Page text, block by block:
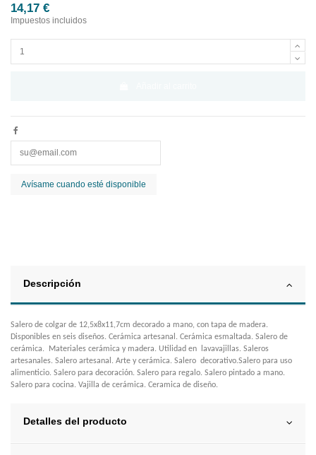
14,17 €
Impuestos incluidos
Descripción
Salero de colgar de 12,5x8x11,7cm decorado a mano, con tapa de madera.
Disponibles en seis diseños. Cerámica artesanal. Cerámica esmaltada. Salero de
cerámica. Materiales cerámica y madera. Utilidad en lavavajillas. Saleros
artesanales. Salero artesanal. Arte y cerámica. Salero decorativo.Salero para uso
alimenticio. Salero para decoración. Salero para regalo. Salero pintado a mano.
Salero para cocina. Vajilla de cerámica. Ceramica de diseño.
Detalles del producto